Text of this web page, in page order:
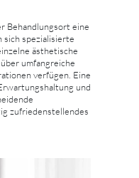
Behandlungsort eine
sich spezialisierte
ästhetische
umfangreiche
verfügen. Eine
und
zufriedenstellendes